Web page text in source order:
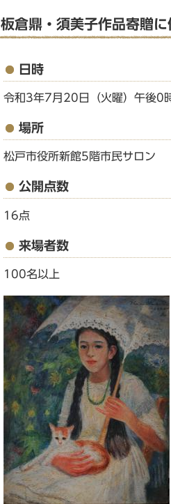
板倉鼎・須美子作品寄贈に
日時
令和3年7月20日（火曜）午後0
場所
松戸市役所新館5階市民サロン
公開点数
16点
来場者数
100名以上